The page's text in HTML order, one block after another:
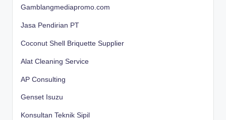
Gamblangmediapromo.com
Jasa Pendirian PT
Coconut Shell Briquette Supplier
Alat Cleaning Service
AP Consulting
Genset Isuzu
Konsultan Teknik Sipil